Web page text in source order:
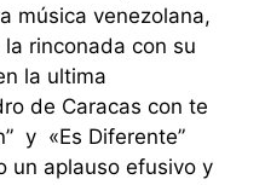
música venezolana,
rinconada con su
la ultima
de Caracas con te
y «Es Diferente”
un aplauso efusivo y